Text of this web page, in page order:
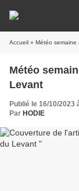
Accueil » Météo
Météo semaine 41/2023 -
Levant
Publié le 16/10/2023
Par HODIE